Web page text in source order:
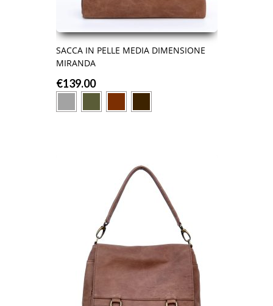
SACCA IN PELLE MEDIA DIMENSIONE
MIRANDA
€139.00